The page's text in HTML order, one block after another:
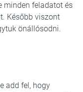
minden feladatot és
Később viszont
önállósodni.
add fel, hogy